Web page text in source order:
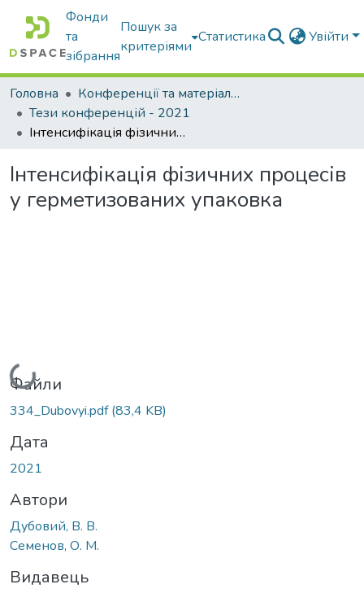
Фонди
та
зібрання
Пошук за
критеріями
Статистика Увійти
Головна
Конференції та матеріали конференцій
Тези конференцій - 2021
Інтенсифікація фізичних процесів у герметизованих упаковка
Інтенсифікація фізичних процесів
у герметизованих упаковка
Вантажиться...
Файли
334_Dubovyi.pdf(83,4 KB)
Дата
2021
Автори
Дубовий, В. В.
Семенов, О. М.
Видавець